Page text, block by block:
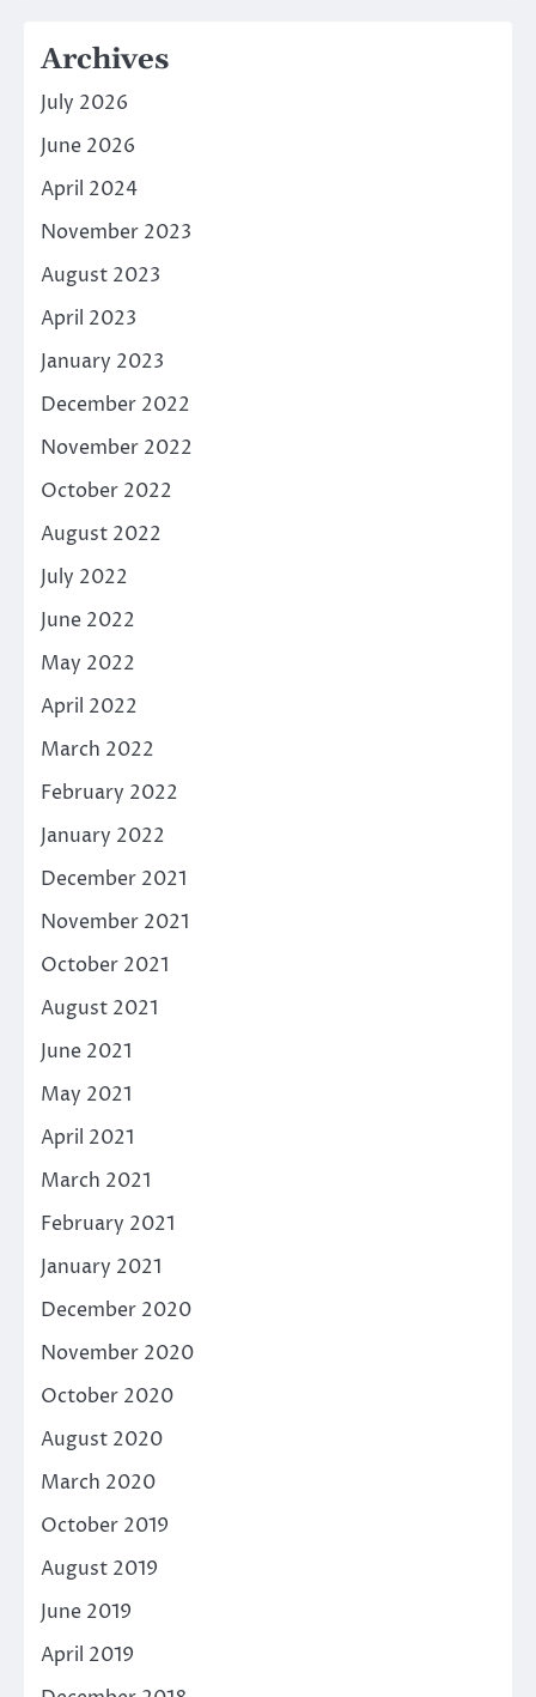
Archives
July 2026
June 2026
April 2024
November 2023
August 2023
April 2023
January 2023
December 2022
November 2022
October 2022
August 2022
July 2022
June 2022
May 2022
April 2022
March 2022
February 2022
January 2022
December 2021
November 2021
October 2021
August 2021
June 2021
May 2021
April 2021
March 2021
February 2021
January 2021
December 2020
November 2020
October 2020
August 2020
March 2020
October 2019
August 2019
June 2019
April 2019